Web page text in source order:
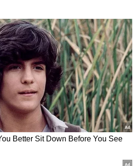
ಹಿಡಿದು ಮಧ್ಯಾಹ್ನ ಅಥವಾ
ಮಾಡುವವರೆಗೆ ಅಡುಗೆಮನೆಯಲ್ಲಿ